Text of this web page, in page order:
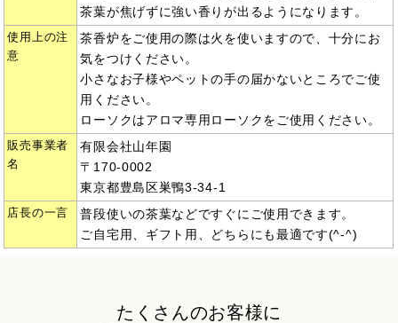
茶葉が焦げずに強い香りが出るようになります。
使用上の注
意
茶香炉をご使用の際は火を使いますので、十分にお
気をつけください。
小さなお子様やペットの手の届かないところでご使
用ください。
ローソクはアロマ専用ローソクをご使用ください。
販売事業者
名
有限会社山年園
〒170-0002
東京都豊島区巣鴨3-34-1
店長の一言
普段使いの茶葉などですぐにご使用できます。
ご自宅用、ギフト用、どちらにも最適です(^-^)
たくさんのお客様に